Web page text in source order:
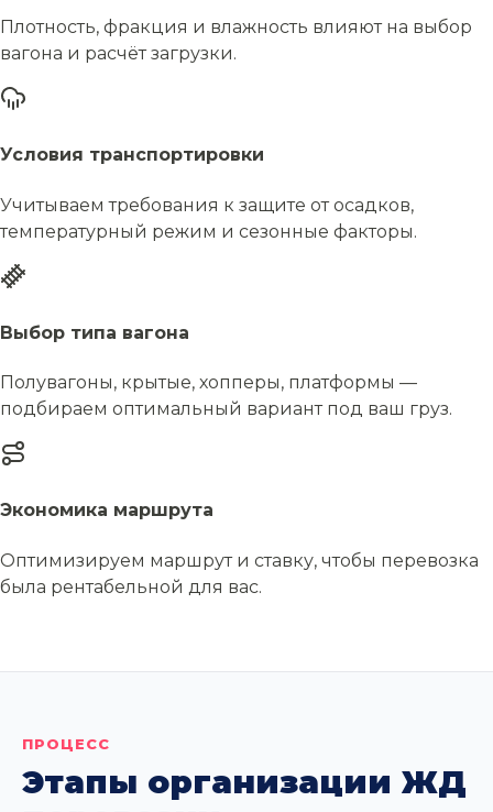
Плотность, фракция и влажность влияют на выбор
вагона и расчёт загрузки.
Условия транспортировки
Учитываем требования к защите от осадков,
температурный режим и сезонные факторы.
Выбор типа вагона
Полувагоны, крытые, хопперы, платформы —
подбираем оптимальный вариант под ваш груз.
Экономика маршрута
Оптимизируем маршрут и ставку, чтобы перевозка
была рентабельной для вас.
ПРОЦЕСС
Этапы организации ЖД